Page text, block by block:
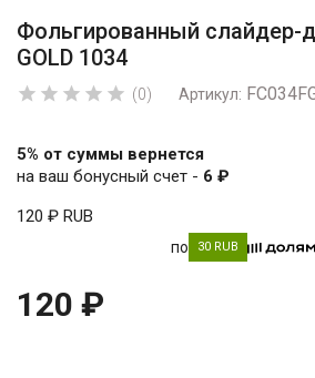
Фольгированный слайдер-
GOLD 1034
     (0) Артикул:
5% от суммы вернется
на ваш бонусный счет - 6 ₽
120 ₽ RUB
по 30 RUB
120 ₽